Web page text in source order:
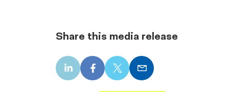
Share this media release
LinkedInFacebook
X
Email